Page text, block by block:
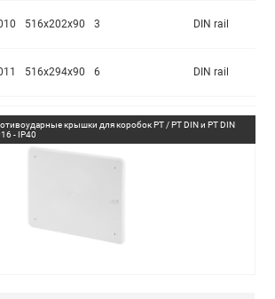
516x202x90 3 DIN rail
516x294x90 6 DIN rail
крышки для коробок PT / PT DIN и PT DIN
- IP40